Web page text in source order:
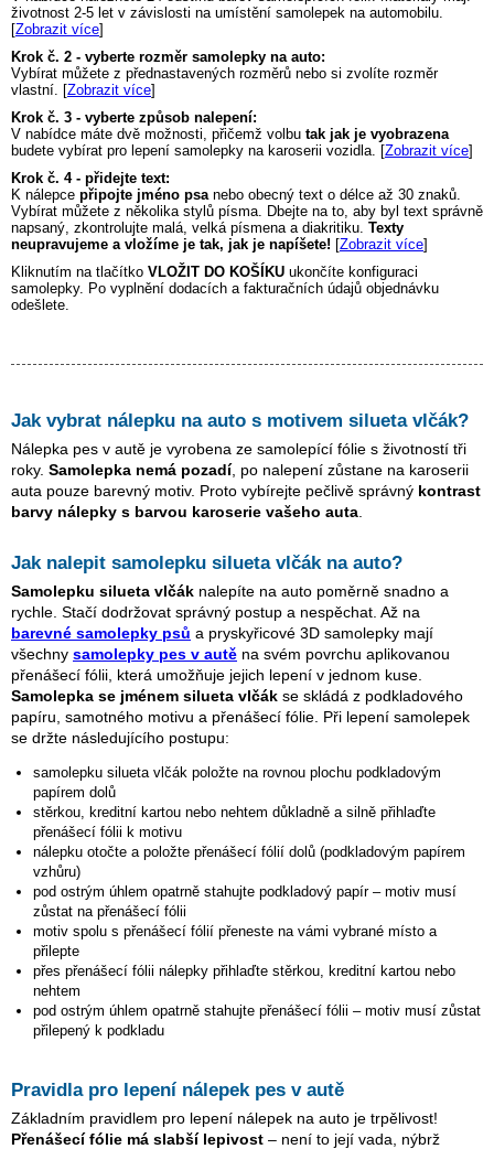
životnost 2-5 let v závislosti na umístění samolepek na automobilu.
[Zobrazit více]
Krok č. 2 - vyberte rozměr samolepky na auto:
Vybírat můžete z přednastavených rozměrů nebo si zvolíte rozměr
vlastní. [Zobrazit více]
Krok č. 3 - vyberte způsob nalepení:
V nabídce máte dvě možnosti, přičemž volbu tak jak je vyobrazena
budete vybírat pro lepení samolepky na karoserii vozidla. [Zobrazit více]
Krok č. 4 - přidejte text:
K nálepce připojte jméno psa nebo obecný text o délce až 30 znaků.
Vybírat můžete z několika stylů písma. Dbejte na to, aby byl text správně
napsaný, zkontrolujte malá, velká písmena a diakritiku. Texty
neupravujeme a vložíme je tak, jak je napíšete! [Zobrazit více]
Kliknutím na tlačítko VLOŽIT DO KOŠÍKU ukončíte konfiguraci
samolepky. Po vyplnění dodacích a fakturačních údajů objednávku
odešlete.
Jak vybrat nálepku na auto s motivem silueta vlčák?
Nálepka pes v autě je vyrobena ze samolepící fólie s životností tři
roky. Samolepka nemá pozadí, po nalepení zůstane na karoserii
auta pouze barevný motiv. Proto vybírejte pečlivě správný kontrast
barvy nálepky s barvou karoserie vašeho auta
Jak nalepit samolepku silueta vlčák na auto?
Samolepku silueta vlčák nalepíte na auto poměrně snadno a
rychle. Stačí dodržovat správný postup a nespěchat. Až na
barevné samolepky psů a pryskyřicové 3D samolepky mají
všechny samolepky pes v autě na svém povrchu aplikovanou
přenášecí fólii, která umožňuje jejich lepení v jednom kuse.
Samolepka se jménem silueta vlčák se skládá z podkladového
papíru, samotného motivu a přenášecí fólie. Při lepení samolepek
se držte následujícího postupu:
samolepku silueta vlčák položte na rovnou plochu podkladovým
papírem dolů
stěrkou, kreditní kartou nebo nehtem důkladně a silně přihlaďte
přenášecí fólii k motivu
nálepku otočte a položte přenášecí fólií dolů (podkladovým papírem
vzhůru)
pod ostrým úhlem opatrně stahujte podkladový papír – motiv musí
zůstat na přenášecí fólii
motiv spolu s přenášecí fólií přeneste na vámi vybrané místo a
přilepte
přes přenášecí fólii nálepky přihlaďte stěrkou, kreditní kartou nebo
nehtem
pod ostrým úhlem opatrně stahujte přenášecí fólii – motiv musí zůstat
přilepený k podkladu
Pravidla pro lepení nálepek pes v autě
Základním pravidlem pro lepení nálepek na auto je trpělivost!
Přenášecí fólie má slabší lepivost – není to její vada, nýbrž